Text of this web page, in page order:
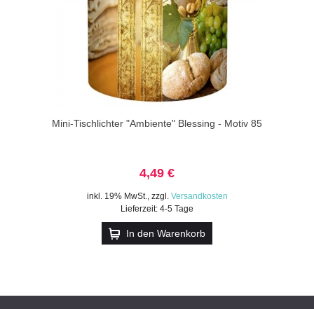
Mini-Tischlichter "Ambiente" Blessing - Motiv 85
4,49 €
inkl. 19% MwSt., zzgl. Versandkosten
Lieferzeit: 4-5 Tage
In den Warenkorb